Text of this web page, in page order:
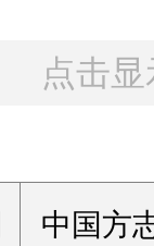
点击
中国方